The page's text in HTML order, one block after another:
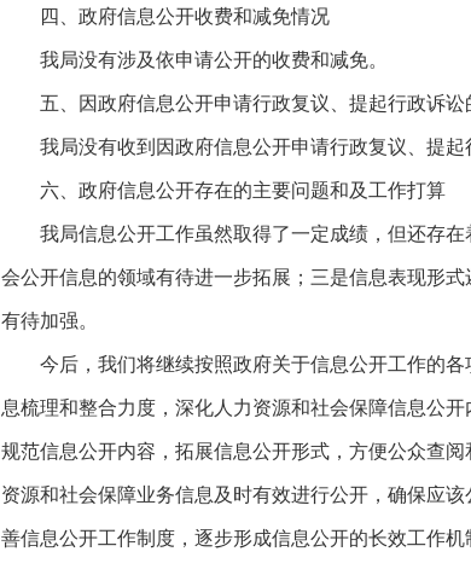
四、政府信息公开收费和减免情况
我局没有涉及依申请公开的收费和减免。
五、因政府信息公开申请行政复议、提起行政诉讼
我局没有收到因政府信息公开申请行政复议、提起
六、政府信息公开存在的主要问题和及工作打算
我局信息公开工作虽然取得了一定成绩，但还存
会公开信息的领域有待进一步拓展；三是信息表现形
有待加强。
今后，我们将继续按照政府关于信息公开工作的
息梳理和整合力度，深化人力资源和社会保障信息公
规范信息公开内容，拓展信息公开形式，方便公众查
资源和社会保障业务信息及时有效进行公开，确保应
善信息公开工作制度，逐步形成信息公开的长效工作